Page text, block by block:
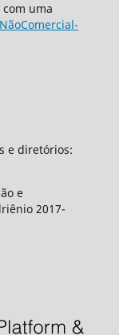
uma
e diretórios:
e
2017-